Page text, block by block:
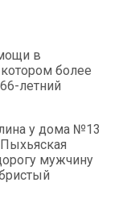
в
более
летний
у дома №13
мужчину